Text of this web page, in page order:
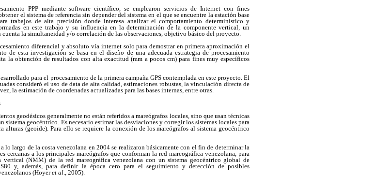
PPP mediante software científico, se emplearon servicios de Internet con fines
el sistema de referencia sin depender del sistema en el que se encuentre la estación base
trabajos de alta precisión donde interesa analizar el comportamiento determinístico y
en este trabajo y su influencia en la determinación de la componente vertical, un
la simultaneidad y/o correlación de las observaciones, objetivo básico del proyecto.
diferencial y absoluto vía internet solo para demostrar en primera aproximación el
de esta investigación se basa en el diseño de una adecuada estrategia de procesamiento
la obtención de resultados con alta exactitud (mm a pocos cm) para fines muy específicos
para el procesamiento de la primera campaña GPS contemplada en este proyecto. El
consideró el uso de data de alta calidad, estimaciones robustas, la vinculación directa de
la estimación de coordenadas actualizadas para las bases internas, entre otras.
geodésicos generalmente no están referidos a mareógrafos locales, sino que usan técnicas
sistema geocéntrico. Es necesario estimar las desviaciones y corregir los sistemas locales para
alturas (geoide). Para ello se requiere la conexión de los mareógrafos al sistema geocéntrico
lo largo de la costa venezolana en 2004 se realizaron básicamente con el fin de determinar la
cercanas a los principales mareógrafos que conforman la red mareográfica venezolana, para
(NMM) de la red mareográfica venezolana con un sistema geocéntrico global de
y, además, para definir la época cero para el seguimiento y detección de posibles
(Hoyeret al., 2005).